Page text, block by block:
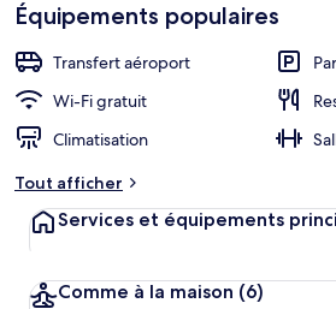
Équipements populaires
Transfert aéroport
Wi-Fi gratuit
Climatisation
Tout afficher
Services et équipements
Comme à la maison (6)